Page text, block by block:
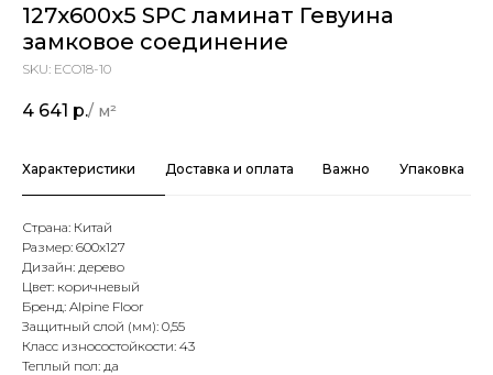
127х600х5 SPC ламинат Гевуина
замковое соединение
SKU: ECO18-10
4 641 р.
Характеристики Доставка и оплата Важно Упаковка
Страна: Китай
Размер: 600х127
Дизайн: дерево
Цвет: коричневый
Бренд: Alpine Floor
Защитный слой (мм): 0,55
Класс износостойкости: 43
Теплый пол: да